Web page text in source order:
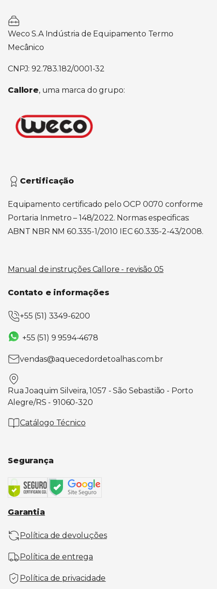
Weco S.A Indústria de Equipamento Termo
Mecânico
CNPJ: 92.783.182/0001-32
Callore, uma marca do grupo:
Certificação
Equipamento certificado pelo OCP 0070 conforme
Portaria Inmetro – 148/2022. Normas especificas:
ABNT NBR NM 60.335-1/2010 IEC 60.335-2-43/2008.
Manual de instruções Callore - revisão 05
Contato e informações
+55 (51) 3349-6200
+55 (51) 9 9594-4678
vendas@aquecedordetoalhas.com.br
Rua Joaquim Silveira, 1057 - São Sebastião - Porto
Alegre/RS - 91060-320
Catálogo Técnico
Segurança
Garantia
Política de devoluções
Política de entrega
Política de privacidade